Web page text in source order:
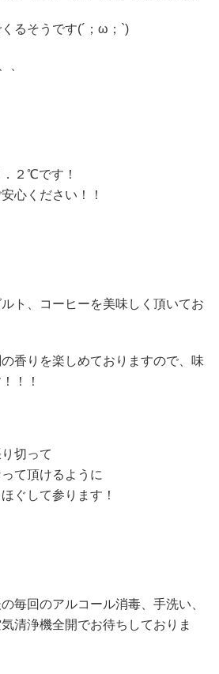
るそうです(´；ω；`)
、
２℃です！
心ください！！
ト、コーヒーを美味しく頂いてお
香りを楽しめておりますので、味
！！
切って
て頂けるように
ぐして参ります！
毎回のアルコール消毒、手洗い、
清浄機全開でお待ちしておりま